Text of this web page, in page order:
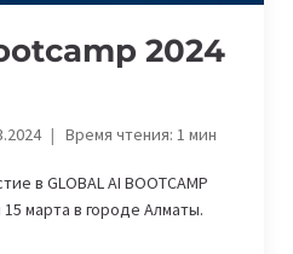
2024
Время чтения: 1мин
в GLOBAL AI BOOTCAMP
марта в городе Алматы.